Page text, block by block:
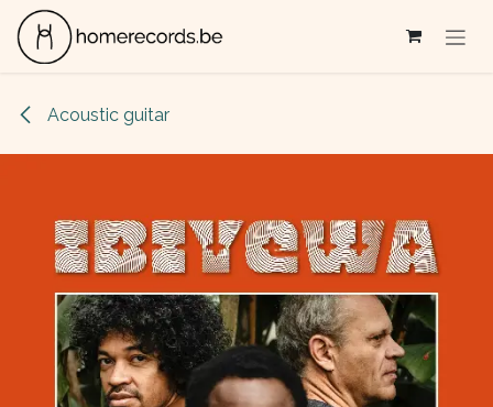
Se rendre au contenu
Acoustic guitar